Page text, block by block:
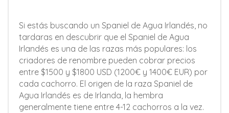
Si estás buscando un Spaniel de Agua Irlandés, no
tardaras en descubrir que el Spaniel de Agua
Irlandés es una de las razas más populares: los
criadores de renombre pueden cobrar precios
entre $1500 y $1800 USD (1200€ y 1400€ EUR) por
cada cachorro. El origen de la raza Spaniel de
Agua Irlandés es de Irlanda, la hembra
generalmente tiene entre 4-12 cachorros a la vez.